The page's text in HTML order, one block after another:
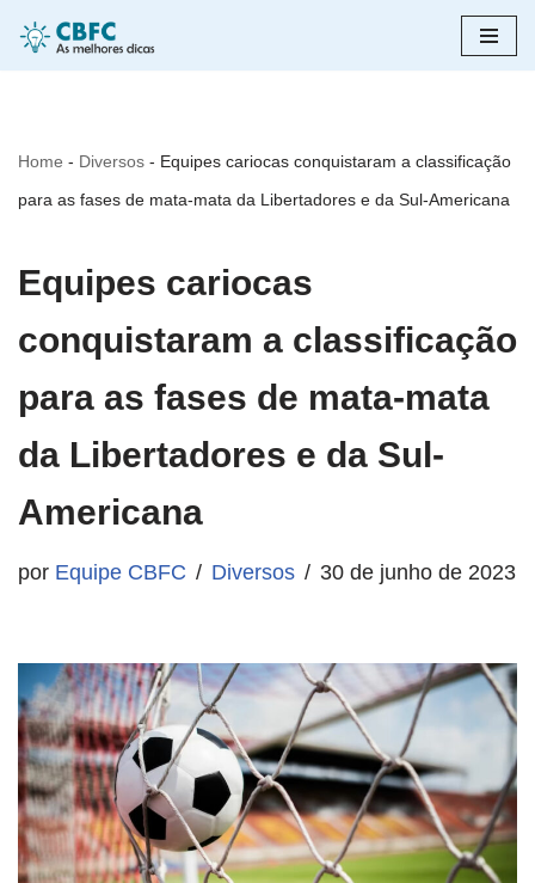
Pular
Home - Diversos - Equipes cariocas conquistaram a classificação
para as fases de mata-mata da Libertadores e da Sul-Americana
Equipes cariocas
conquistaram a classificação
para as fases de mata-mata
da Libertadores e da Sul-
Americana
por Equipe CBFC Diversos 30 de junho de 2023